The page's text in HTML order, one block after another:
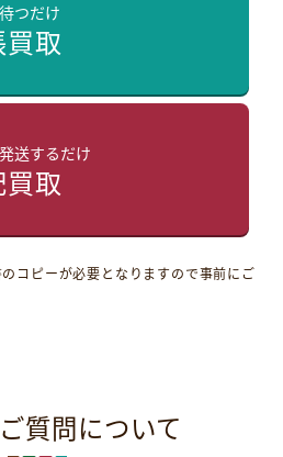
つだけ
買取
送するだけ
取
コピーが必要となりますので事前にご
質問について